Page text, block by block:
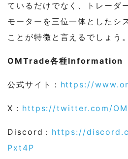
ているだけでなく、トレーダ
モーターを三位一体としたシ
ことが特徴と言えるでしょう。
OMTrade各種Information
公式サイト： https://
X： https://twitter.com/
Discord： https://
Pxt4P